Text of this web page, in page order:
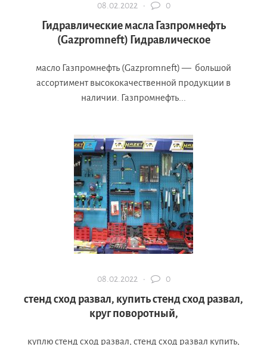
08.02.2022 · 0
Гидравлические масла Газпромнефть
(Gazpromneft) Гидравлическое
масло Газпромнефть (Gazpromneft) — большой
ассортимент высококачественной продукции в
наличии. Газпромнефть...
08.02.2022 · 0
стенд сход развал, купить стенд сход развал,
круг поворотный,
куплю стенд сход развал, стенд сход развал купить,